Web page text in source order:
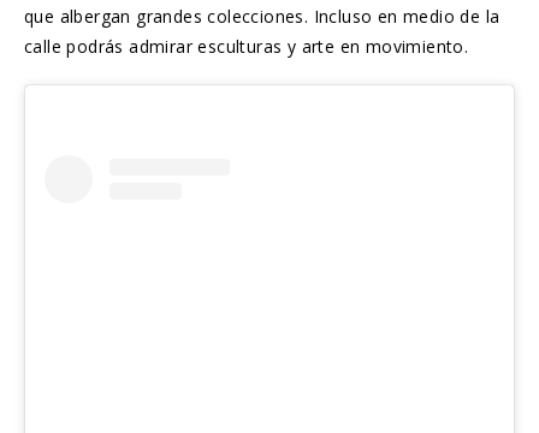
que albergan grandes colecciones. Incluso en medio de la
calle podrás admirar esculturas y arte en movimiento.